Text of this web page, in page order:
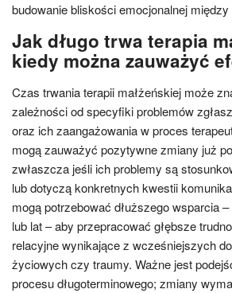
budowanie bliskości emocjonalnej między
Jak długo trwa terapia
kiedy można zauważyć
Czas trwania terapii małżeńskiej może
zależności od specyfiki problemów
oraz ich zaangażowania w proces
mogą zauważyć pozytywne zmiany już
zwłaszcza jeśli ich problemy są
lub dotyczą konkretnych kwestii
mogą potrzebować dłuższego wsparcia
lub lat – aby przepracować głębsze
relacyjne wynikające z wcześniejszych
życiowych czy traumy. Ważne jest
procesu długoterminowego; zmiany